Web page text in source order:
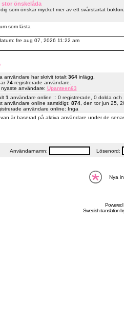
stor önskelåda
som önskar mycket mer av ett svårstartat
som lästa
fre aug 07, 2026 11:22 am
användare har skrivit totalt 364inlägg.
74registrerade användare.
nyaste användare: Upanteen63
1 användare online :: 0 registrerade, 0 dolda
användare online samtidigt: 874, den tor jun 25,
användare online: Inga
är baserad på aktiva användare under de
Användarnamn: Lösenord:
Nya
Powered
Swedishtranslation